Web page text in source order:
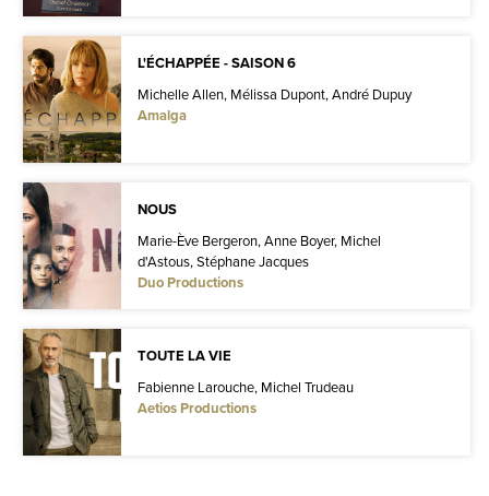
L'ÉCHAPPÉE - SAISON 6
Michelle Allen, Mélissa Dupont, André Dupuy
Amalga
NOUS
Marie-Ève Bergeron, Anne Boyer, Michel
d'Astous, Stéphane Jacques
Duo Productions
TOUTE LA VIE
Fabienne Larouche, Michel Trudeau
Aetios Productions